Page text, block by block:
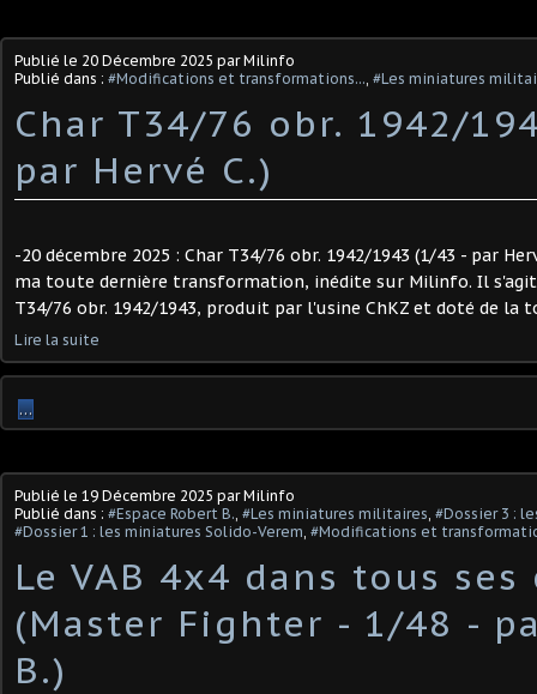
Publié le 20 Décembre 2025 par Milinfo
Publié dans : #Modifications et transformations..., #Les miniatures
Char T34/76 obr. 1942/
par Hervé C.) ​
-20 décembre 2025 : Char T34/76 obr. 1942/1943 (1/43 - par
ma toute dernière transformation, inédite sur Milinfo. Il
T34/76 obr. 1942/1943, produit par l'usine ChKZ et doté de la
Lire la suite
…
Publié le 19 Décembre 2025 par Milinfo
Publié dans : #Espace Robert B., #Les miniatures militaires, #Dossier 3 :
#Dossier 1 : les miniatures Solido-Verem, #Modifications et
Le VAB 4x4 dans tous
(Master Fighter - 1/48 -
B.) ​